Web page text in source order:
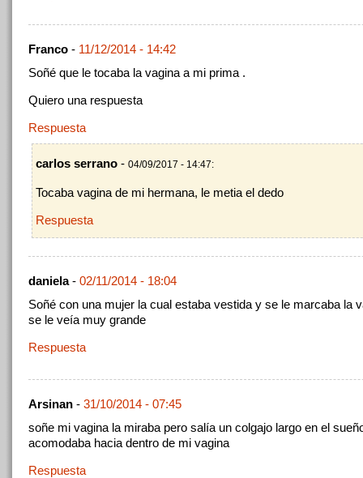
Franco - 11/12/2014 - 14:42
Soñé que le tocaba la vagina a mi prima .
Quiero una respuesta
Respuesta
carlos serrano - 04/09/2017 - 14:47:
Tocaba vagina de mi hermana, le metia el dedo
Respuesta
daniela- 02/11/2014 - 18:04
Soñé con una mujer la cual estaba vestida y se le marcaba la
se le veía muy grande
Respuesta
Arsinan - 31/10/2014 - 07:45
soñe mi vagina la miraba pero salía un colgajo largo en el
acomodaba hacia dentro de mi vagina
Respuesta